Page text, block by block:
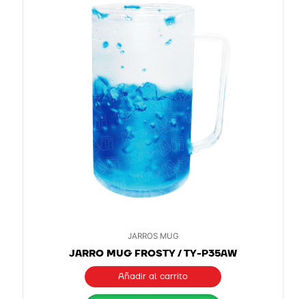
JARROS MUG
JARRO MUG FROSTY / TY-P35AW
Añadir al carrito